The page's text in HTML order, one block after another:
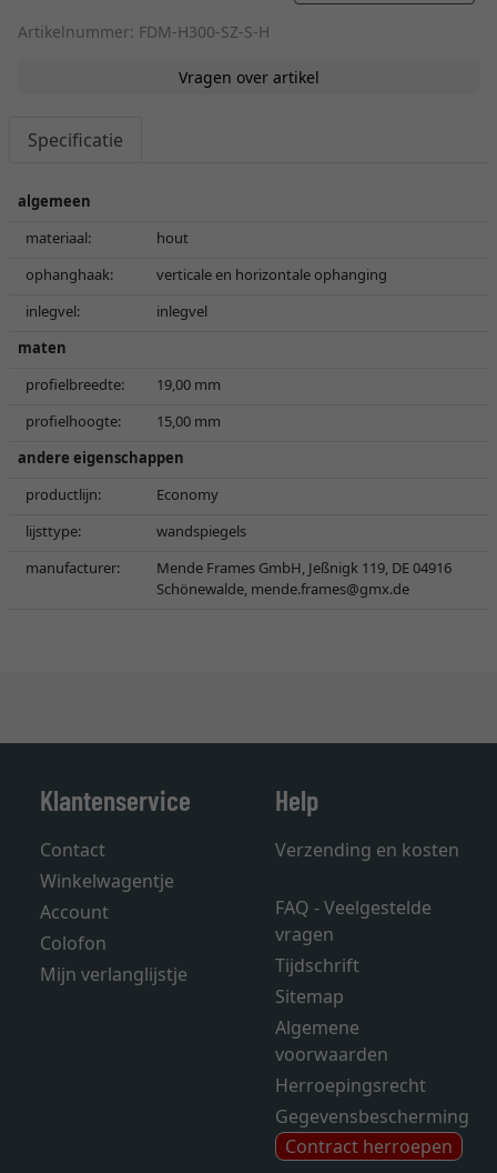
Artikelnummer: FDM-H300-SZ-S-H
Vragen over artikel
Specificatie
algemeen
materiaal:
hout
ophanghaak:
verticale en horizontale ophanging
inlegvel:
inlegvel
maten
profielbreedte:
19,00 mm
profielhoogte:
15,00 mm
andere eigenschappen
productlijn:
Economy
lijsttype:
wandspiegels
manufacturer:
Mende Frames GmbH, Jeßnigk 119, DE 04916
Schönewalde, mende.frames@gmx.de
Klantenservice
Contact
Winkelwagentje
Account
Colofon
Mijn verlanglijstje
Help
Verzending en kosten
FAQ - Veelgestelde
vragen
Tijdschrift
Sitemap
Algemene
voorwaarden
Herroepingsrecht
Gegevensbescherming
Contract herroepen